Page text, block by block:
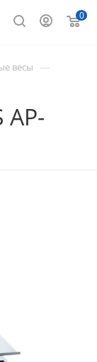
0
весы —
AP-